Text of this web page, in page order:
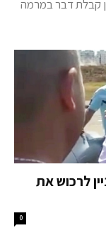
בן 70 מחיפה, בגין קבלת דבר במרמה
לרכוש את
0